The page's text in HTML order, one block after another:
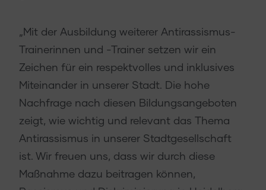
„Mit der Ausbildung weiterer Antirassismus-
Trainerinnen und -Trainer setzen wir ein
Zeichen für ein respektvolles und inklusives
Miteinander in unserer Stadt. Die hohe
Nachfrage nach diesen Bildungsangeboten
zeigt, wie wichtig und relevant das Thema
Antirassismus in unserer Stadtgesellschaft
ist. Wir freuen uns, dass wir durch diese
Maßnahme dazu beitragen können,